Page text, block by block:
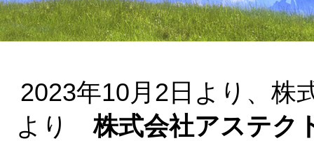
2023年10月2日より、株
より株式会社アステク